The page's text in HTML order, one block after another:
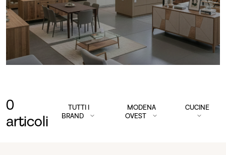
0
articoli
TUTTI I
BRAND
MODENA
OVEST
CUCINE